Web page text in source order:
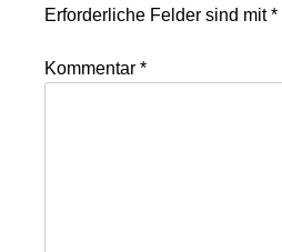
Erforderliche Felder sind mit*
Kommentar*